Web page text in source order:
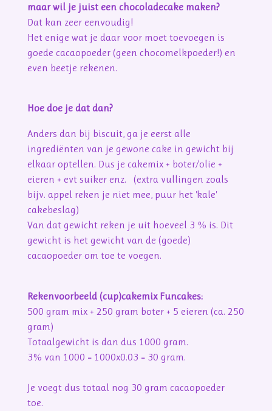
maar wil je juist een chocoladecake maken?
Dat kan zeer eenvoudig!
Het enige wat je daar voor moet toevoegen is
goede cacaopoeder (geen chocomelkpoeder!) en
even beetje rekenen.
Hoe doe je dat dan?
Anders dan bij biscuit, ga je eerst alle
ingrediënten van je gewone cake in gewicht bij
elkaar optellen. Dus je cakemix + boter/olie +
eieren + evt suiker enz. (extra vullingen zoals
bijv. appel reken je niet mee, puur het 'kale'
cakebeslag)
Van dat gewicht reken je uit hoeveel 3 % is. Dit
gewicht is het gewicht van de (goede)
cacaopoeder om toe te voegen.
Rekenvoorbeeld (cup)cakemix Funcakes:
500 gram mix + 250 gram boter + 5 eieren (ca. 250
gram)
Totaalgewicht is dan dus 1000 gram.
3% van 1000 = 1000x0.03 = 30 gram.
Je voegt dus totaal nog 30 gram cacaopoeder
toe.